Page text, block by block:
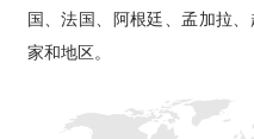
国、法国、阿根廷、孟加拉
家和地区。